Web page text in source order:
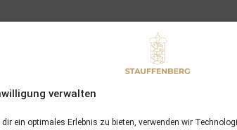
verwalten
dir ein optimales Erlebnis zu bieten, verwenden wir